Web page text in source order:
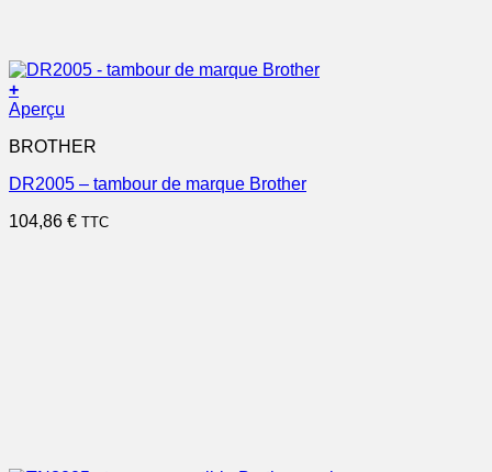
+
Aperçu
BROTHER
DR2005 – tambour de marque Brother
104,86 € TTC